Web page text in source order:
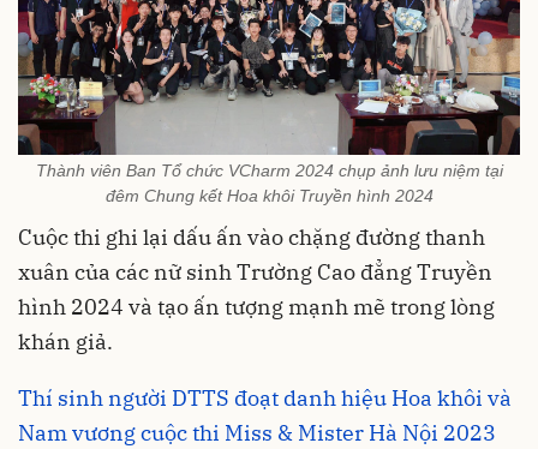
Thành viên Ban Tổ chức VCharm 2024 chụp ảnh lưu niệm tại
đêm Chung kết Hoa khôi Truyền hình 2024
Cuộc thi ghi lại dấu ấn vào chặng đường thanh
xuân của các nữ sinh Trường Cao đẳng Truyền
hình 2024 và tạo ấn tượng mạnh mẽ trong lòng
khán giả.
Thí sinh người DTTS đoạt danh hiệu Hoa khôi và
Nam vương cuộc thi Miss & Mister Hà Nội 2023